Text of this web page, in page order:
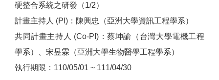
硬整合系統之研發（1/2）
計畫主持人 (PI)：陳興忠（亞洲大學資訊工程學系）
共同計畫主持人 (Co-PI)：蔡坤諭（台灣大學電機工程
學系）、宋昱霖（亞洲大學生物醫學工程學系）
執行期限：110/05/01 ~ 111/04/30